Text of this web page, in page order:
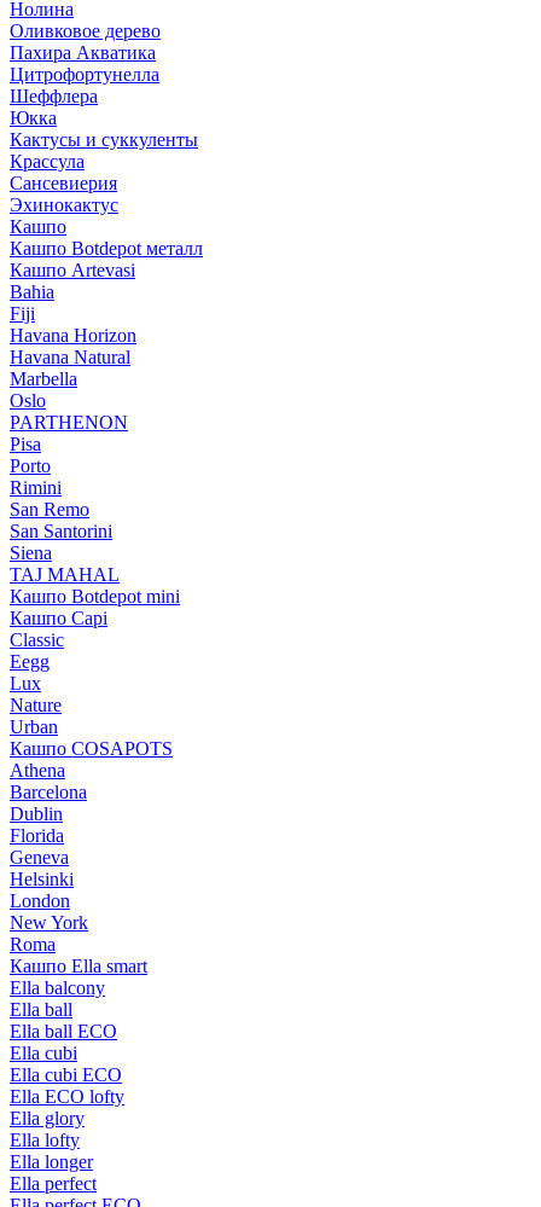
Нолина
Оливковое дерево
Пахира Акватика
Цитрофортунелла
Шеффлера
Юкка
Кактусы и суккуленты
Крассула
Сансевиерия
Эхинокактус
Кашпо
Кашпо Botdepot металл
Кашпо Artevasi
Bahia
Fiji
Havana Horizon
Havana Natural
Marbella
Oslo
PARTHENON
Pisa
Porto
Rimini
San Remo
San Santorini
Siena
TAJ MAHAL
Кашпо Botdepot mini
Кашпо Capi
Classic
Eegg
Lux
Nature
Urban
Кашпо COSAPOTS
Athena
Barcelona
Dublin
Florida
Geneva
Helsinki
London
New York
Roma
Кашпо Ella smart
Ella balcony
Ella ball
Ella ball ECO
Ella cubi
Ella cubi ECO
Ella ECO lofty
Ella glory
Ella lofty
Ella longer
Ella perfect